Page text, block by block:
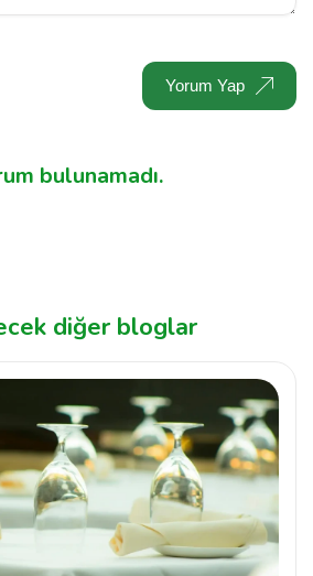
Yorum Yap
bulunamadı.
diğer bloglar